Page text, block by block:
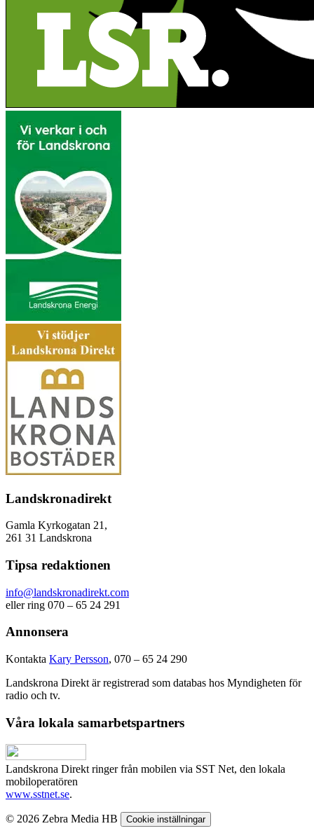
Landskronadirekt
Gamla Kyrkogatan 21,
261 31 Landskrona
Tipsa redaktionen
info@landskronadirekt.com
eller ring 070 – 65 24 291
Annonsera
Kontakta Kary Persson, 070 – 65 24 290
Landskrona Direkt är registrerad som databas hos Myndigheten för
radio och tv.
Våra lokala samarbetspartners
Landskrona Direkt ringer från mobilen via SST Net, den lokala
mobiloperatören
www.sstnet.se.
© 2026 Zebra Media HB Cookie inställningar